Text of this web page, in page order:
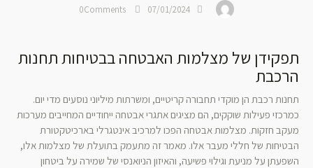
07/01/2024
0Comments
תפקידן של מצלמות האבטחה בבטיחות תחנות
הרכבת
תחנות רכבת הן מוקדי תחבורה קריטיים, ומשרתות מיליוני נוסעים מדי יום.
כמרכזי פעילות שוקקים, הם מציגים אתגרי אבטחה ייחודיים המחייבים מערכות
מעקב חזקות. מצלמות אבטחה הפכו למרכיב אינטגרלי בארכיטקטורת
הבטיחות של חללי מעבר אלו. מאמר זה מתעמק בתועלת של מצלמות אלו,
השפעתן על מניעת וגילוי פשיעה, והאיזון הניואנסי של שמירה על ביטחון